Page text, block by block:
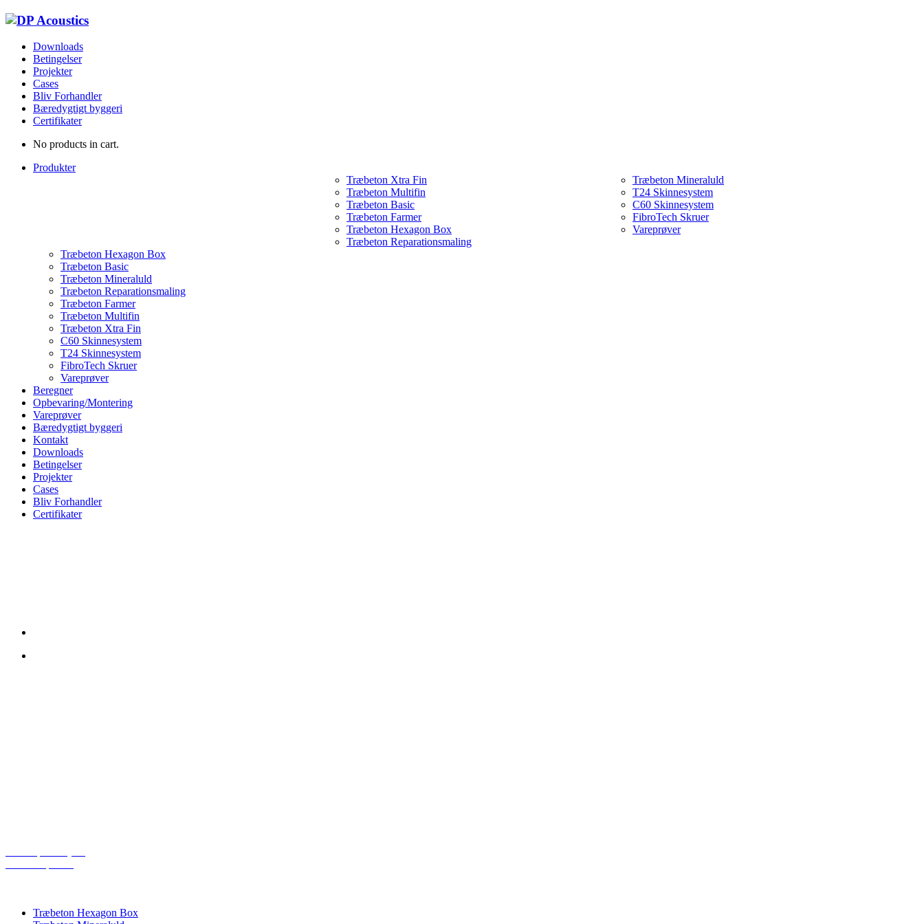
Downloads
Betingelser
Projekter
Cases
Bliv Forhandler
Bæredygtigt byggeri
Certifikater
No products in cart.
Produkter
Træbeton Hexagon Box
Træbeton Mineraluld
Træbeton Reparationsmaling
Træbeton Basic
Træbeton Farmer
Træbeton Multifin
Træbeton Xtra Fin
C60 Skinnesystem
T24 Skinnesystem
FibroTech Skruer
Vareprøver
Træbeton Hexagon Box
Træbeton Basic
Træbeton Mineraluld
Træbeton Reparationsmaling
Træbeton Farmer
Træbeton Multifin
Træbeton Xtra Fin
C60 Skinnesystem
T24 Skinnesystem
FibroTech Skruer
Vareprøver
Beregner
Opbevaring/Montering
Vareprøver
Bæredygtigt byggeri
Kontakt
Downloads
Betingelser
Projekter
Cases
Bliv Forhandler
Certifikater
Træbeton Hexagon Box